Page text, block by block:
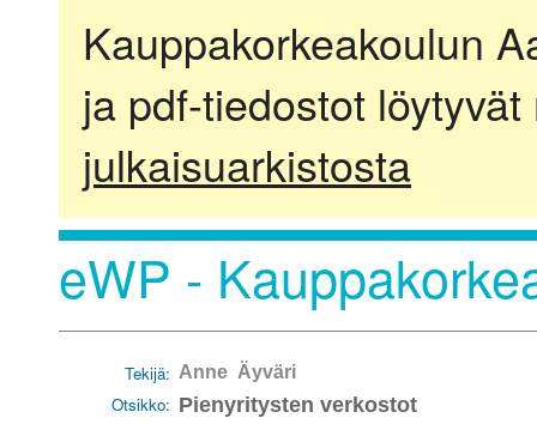
Kauppakorkeakoulun
ja pdf-tiedostot
julkaisuarkistosta
eWP -
Tekijä: Anne Äyväri
Otsikko: Pienyritysten verkostot